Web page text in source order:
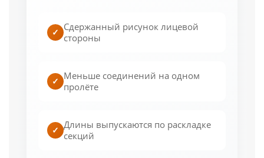
✓ Сдержанный рисунок лицевой
стороны
✓ Меньше соединений на одном
пролёте
✓ Длины выпускаются по раскладке
секций